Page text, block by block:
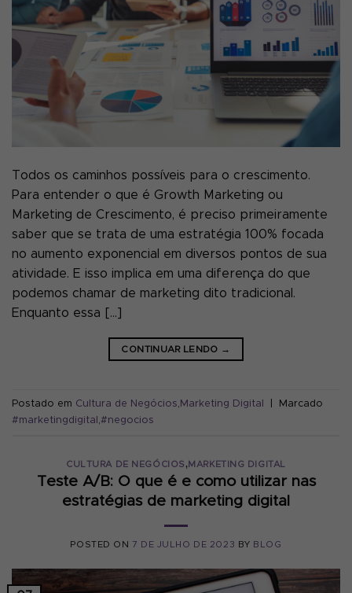
Todos os caminhos possíveis para o crescimento.
Para entender o que é Growth Marketing ou
Marketing de Crescimento, é preciso primeiramente
saber que se trata de uma estratégia 100% focada
no aumento exponencial em diversos pontos de sua
atividade. E isso implica em uma diferença do que
podemos chamar de marketing dito tradicional.
Enquanto essa […]
CONTINUAR LENDO →
Postado em Cultura de Negócios, Marketing Digital
Marcado
#marketingdigital ,#negocios
CULTURA DE NEGÓCIOS ,MARKETING DIGITAL
Teste A/B: O que é e como utilizar nas
estratégias de marketing digital
POSTED ON 7 DE JULHO DE 2023 BY BLOG